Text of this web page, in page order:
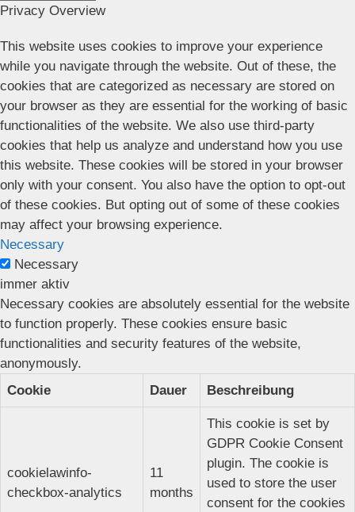
Privacy Overview
This website uses cookies to improve your experience
while you navigate through the website. Out of these, the
cookies that are categorized as necessary are stored on
your browser as they are essential for the working of basic
functionalities of the website. We also use third-party
cookies that help us analyze and understand how you use
this website. These cookies will be stored in your browser
only with your consent. You also have the option to opt-out
of these cookies. But opting out of some of these cookies
may affect your browsing experience.
Necessary
Necessary
immer aktiv
Necessary cookies are absolutely essential for the website
to function properly. These cookies ensure basic
functionalities and security features of the website,
anonymously.
Cookie
Dauer Beschreibung
cookielawinfo-
checkbox-analytics
11
months
This cookie is set by
GDPR Cookie Consent
plugin. The cookie is
used to store the user
consent for the cookies